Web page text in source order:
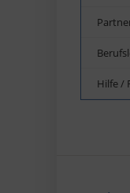
Hilfe /